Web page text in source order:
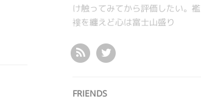
け触ってみてから評価したい。襤
褸を纏えど心は富士山盛り
FRIENDS